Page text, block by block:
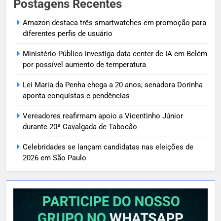
Postagens Recentes
Amazon destaca três smartwatches em promoção para
diferentes perfis de usuário
Ministério Público investiga data center de IA em Belém
por possível aumento de temperatura
Lei Maria da Penha chega a 20 anos; senadora Dorinha
aponta conquistas e pendências
Vereadores reafirmam apoio a Vicentinho Júnior
durante 20ª Cavalgada de Tabocão
Celebridades se lançam candidatas nas eleições de
2026 em São Paulo